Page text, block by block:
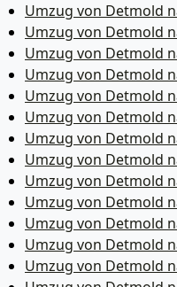
Umzug von Detmold
Umzug von Detmold
Umzug von Detmold
Umzug von Detmold
Umzug von Detmold
Umzug von Detmold
Umzug von Detmold
Umzug von Detmold
Umzug von Detmold
Umzug von Detmold
Umzug von Detmold
Umzug von Detmold
Umzug von Detmold